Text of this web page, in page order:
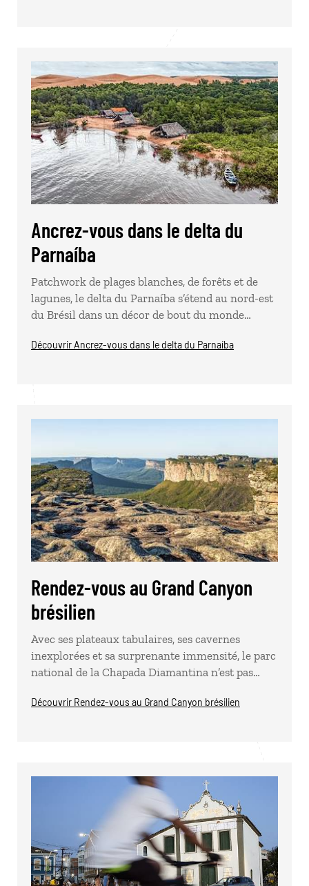
Ancrez-vous dans le delta du
Parnaíba
Patchwork de plages blanches, de forêts et de
lagunes, le delta du Parnaíba s’étend au nord-est
du Brésil dans un décor de bout du monde…
Découvrir Ancrez-vous dans le delta du Parnaíba
Rendez-vous au Grand Canyon
brésilien
Avec ses plateaux tabulaires, ses cavernes
inexplorées et sa surprenante immensité, le parc
national de la Chapada Diamantina n’est pas…
Découvrir Rendez-vous au Grand Canyon brésilien